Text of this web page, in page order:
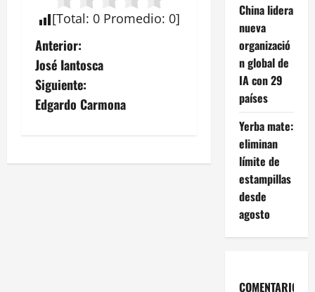
[Total: 0 Promedio: 0]
N
a
v
g
Anterior:
José Iantosca
Siguiente:
Edgardo Carmona
China lidera
nueva
organizació
n global de
IA con 29
países
Yerba mate:
eliminan
límite de
estampillas
desde
agosto
COMENTARIOS